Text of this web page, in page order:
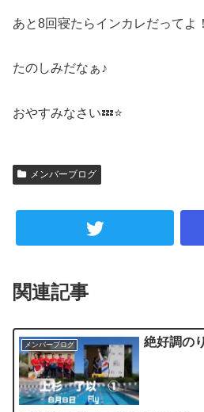
あと8回寝たらインカレだってよ！
たのしみだなぁ♪
おやすみなさい💤⭐
メンバーブログ
関連記事
メンバーブログ 絶好調の